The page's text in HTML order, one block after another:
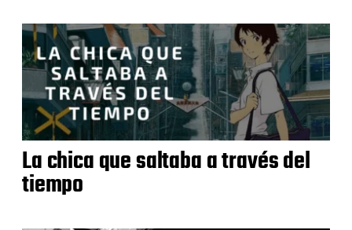
La chica que saltaba a través del
tiempo